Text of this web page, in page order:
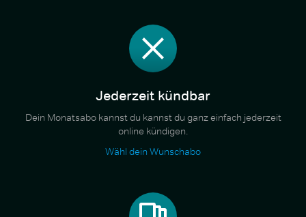
Jederzeit kündbar
Dein Monatsabo kannst du kannst du ganz einfach jederzeit
online kündigen.
Wähl dein Wunschabo